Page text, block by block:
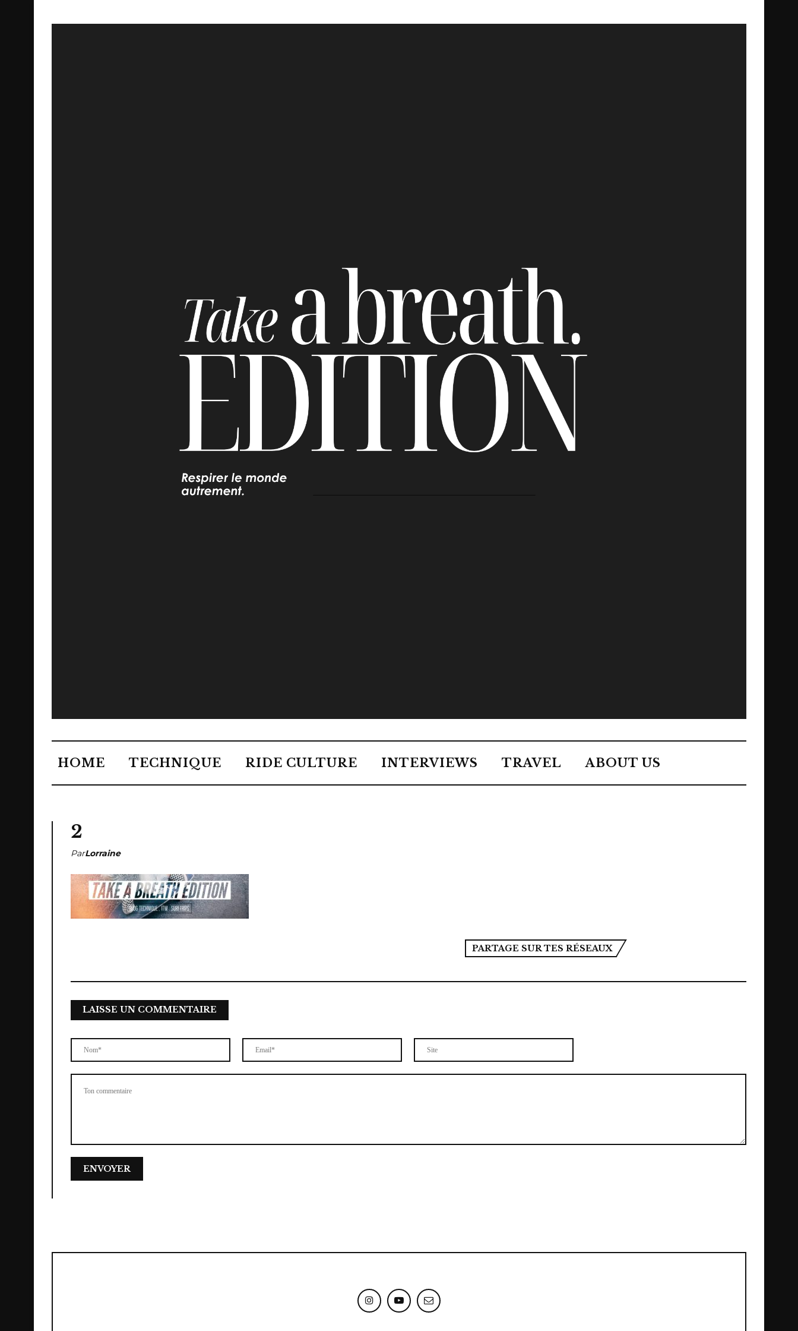
HOME TECHNIQUE RIDE CULTURE INTERVIEWS TRAVEL ABOUT US
2
ParLorraine
PARTAGE SUR TES RÉSEAUX
LAISSE UN COMMENTAIRE